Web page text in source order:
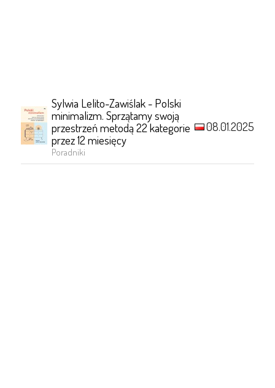
Sylwia Lelito-Zawiślak - Polski
minimalizm. Sprzątamy swoją
przestrzeń metodą 22 kategorie
przez 12 miesięcy
Poradniki
08.01.2025